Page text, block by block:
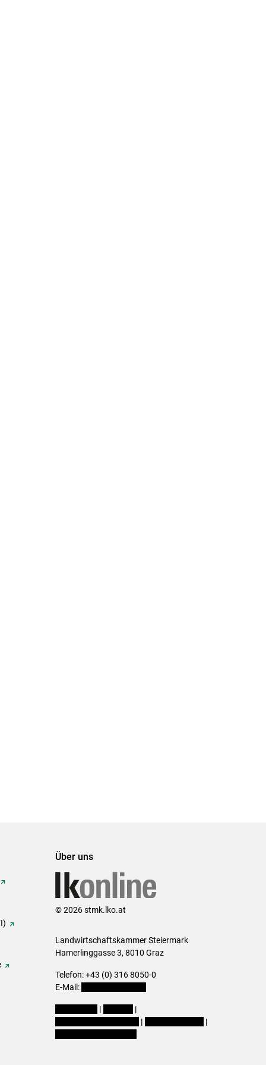
Über uns
© 2026 stmk.lko.at
Landwirtschaftskammer Steiermark
Hamerlinggasse 3, 8010 Graz
Telefon: +43 (0) 316 8050-0
E-Mail:
|
|
|
|